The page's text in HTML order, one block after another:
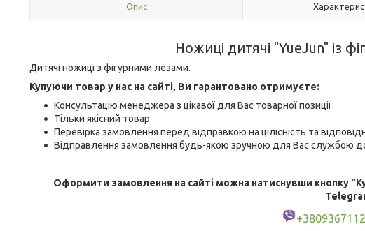
Опис
Ножиці дитячі "YueJun" із
Дитячі ножиці з фігурними лезами.
Купуючи товар у нас на сайті, Ви гарантовано отримуєте:
Консультацію менеджера з цікавої для Вас товарної позиції
Тільки якісний товар
Перевірка замовлення перед відправкою на цілісність та
Відправлення замовлення будь-якою зручною для Вас службою
Оформити замовлення на сайті можна натиснувши кнопку